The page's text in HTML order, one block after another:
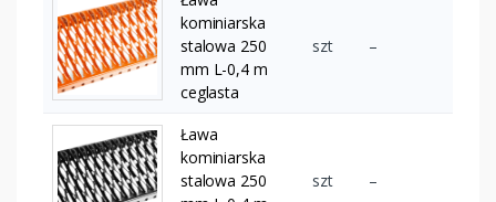
kominiarska
stalowa 250
mm L-0,4 m
ceglasta
szt –
Ława
kominiarska
stalowa 250
szt –